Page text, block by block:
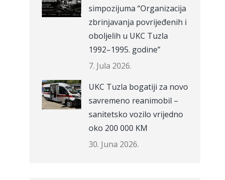
simpozijuma “Organizacija
zbrinjavanja povrijeđenih i
oboljelih u UKC Tuzla
1992–1995. godine”
7. Jula 2026.
UKC Tuzla bogatiji za novo
savremeno reanimobil –
sanitetsko vozilo vrijedno
oko 200 000 KM
30. Juna 2026.